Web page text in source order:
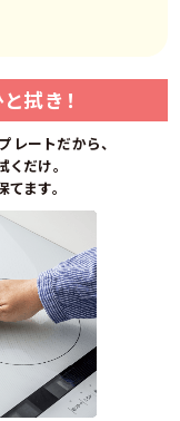
拭き！
ートだから、
だけ。
ます。